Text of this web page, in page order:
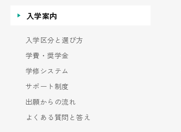
入学案内
入学区分と選び方
学費・奨学金
学修システム
サポート制度
出願からの流れ
よくある質問と答え